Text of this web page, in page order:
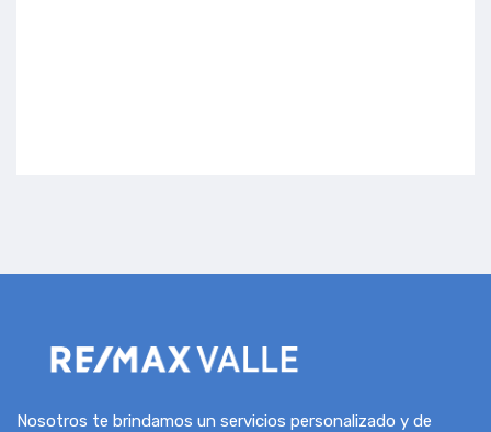
Nosotros te brindamos un servicios personalizado y de